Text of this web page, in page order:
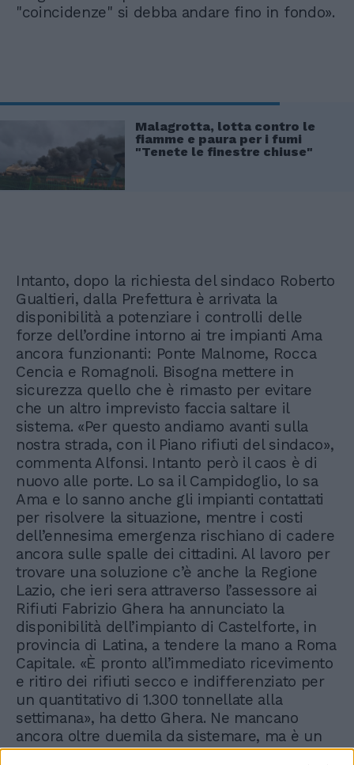
"coincidenze" si debba andare fino in fondo».
Malagrotta, lotta contro le
fiamme e paura per i fumi
"Tenete le finestre chiuse"
Intanto, dopo la richiesta del sindaco Roberto
Gualtieri, dalla Prefettura è arrivata la
disponibilità a potenziare i controlli delle
forze dell’ordine intorno ai tre impianti Ama
ancora funzionanti: Ponte Malnome, Rocca
Cencia e Romagnoli. Bisogna mettere in
sicurezza quello che è rimasto per evitare
che un altro imprevisto faccia saltare il
sistema. «Per questo andiamo avanti sulla
nostra strada, con il Piano rifiuti del sindaco»,
commenta Alfonsi. Intanto però il caos è di
nuovo alle porte. Lo sa il Campidoglio, lo sa
Ama e lo sanno anche gli impianti contattati
per risolvere la situazione, mentre i costi
dell’ennesima emergenza rischiano di cadere
ancora sulle spalle dei cittadini. Al lavoro per
trovare una soluzione c’è anche la Regione
Lazio, che ieri sera attraverso l’assessore ai
Rifiuti Fabrizio Ghera ha annunciato la
disponibilità dell’impianto di Castelforte, in
provincia di Latina, a tendere la mano a Roma
Capitale. «È pronto all’immediato ricevimento
e ritiro dei rifiuti secco e indifferenziato per
un quantitativo di 1.300 tonnellate alla
settimana», ha detto Ghera. Ne mancano
ancora oltre duemila da sistemare, ma è un
primo passo.